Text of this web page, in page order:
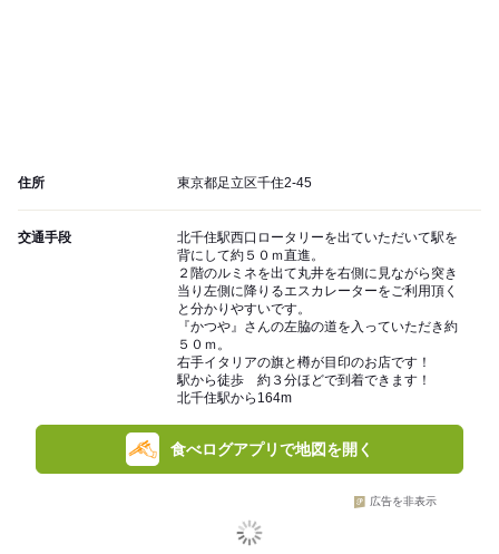
住所 東京都足立区千住2-45
交通手段
北千住駅西口ロータリーを出ていただいて駅を
背にして約５０ｍ直進。
２階のルミネを出て丸井を右側に見ながら突き
当り左側に降りるエスカレーターをご利用頂く
と分かりやすいです。
『かつや』さんの左脇の道を入っていただき約
５０ｍ。
右手イタリアの旗と樽が目印のお店です！
駅から徒歩 約３分ほどで到着できます！
北千住駅から164m
食べログアプリで地図を開く
広告を非表示